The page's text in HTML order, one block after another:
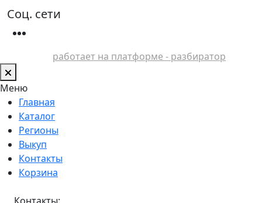
Соц. сети
работает на платформе - разбиратор
Меню
Главная
Каталог
Регионы
Выкуп
Контакты
Корзина